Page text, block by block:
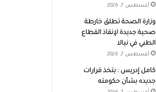
أغسطس 7, 2026
وزارة الصحة تطلق خارطة
صحية جديدة لإنقاذ القطاع
الطبي في نيالا
أغسطس 7, 2026
كامل إدريس : يتخذ قرارات
جديده بشأن حكومته